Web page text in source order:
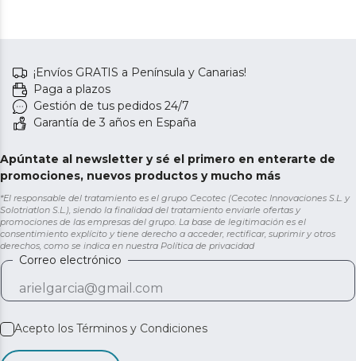
¡Envíos GRATIS a Península y Canarias!
Paga a plazos
Gestión de tus pedidos 24/7
Garantía de 3 años en España
Apúntate al newsletter y sé el primero en enterarte de
promociones, nuevos productos y mucho más
*El responsable del tratamiento es el grupo Cecotec (Cecotec Innovaciones S.L. y
Solotriatlon S.L.), siendo la finalidad del tratamiento enviarle ofertas y
promociones de las empresas del grupo. La base de legitimación es el
consentimiento explícito y tiene derecho a acceder, rectificar, suprimir y otros
derechos, como se indica en nuestra Política de privacidad
Correo electrónico
Acepto los Términos y Condiciones